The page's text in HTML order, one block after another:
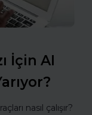
İçin AI
nasıl çalışır?